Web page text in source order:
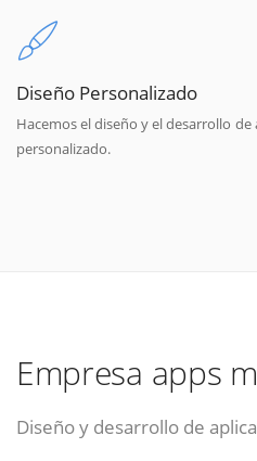
Diseño Personalizado
Hacemos el diseño y el desarrollo
personalizado.
Empresa apps
Diseño y desarrollo de